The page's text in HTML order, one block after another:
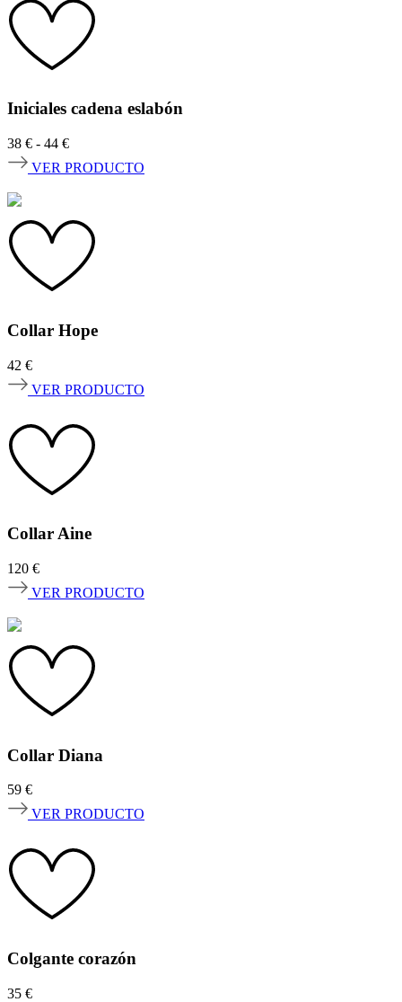
Iniciales cadena eslabón
38 € - 44 €Rango
precios:
hasta
44 €
VER PRODUCTO
Collar Hope
42 €
VER PRODUCTO
Collar Aine
120 €
VER PRODUCTO
Collar Diana
59 €
VER PRODUCTO
Colgante corazón
35 €